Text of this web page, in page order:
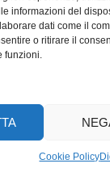
informazioni del
dati come il
o ritirare il
funzioni.
Cookie Policy
MIGROS TICINO
PERCENTO
MIGROS TICINO
ACTIV FITNESS